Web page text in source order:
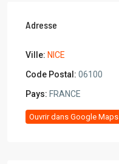
Adresse
Ville: NICE
Code Postal: 06100
Pays: FRANCE
Ouvrir dans Google Maps